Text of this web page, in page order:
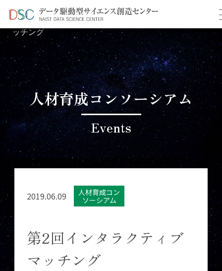
TOP ＞ イベント情報
＞ 第2回インタラクティブマ
ッチング
人材育成コンソーシアム
Events
2019.06.09
人材育成コン
ソーシアム
第2回インタラクティブ
マッチング